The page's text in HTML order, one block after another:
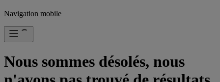
Navigation mobile
Nous sommes désolés, nous